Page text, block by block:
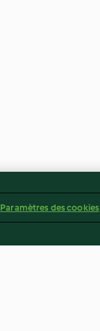
Paramètres des cookies